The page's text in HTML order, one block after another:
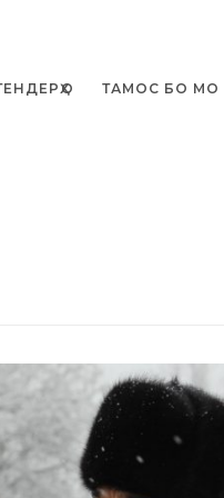
ТАМОС БО МО